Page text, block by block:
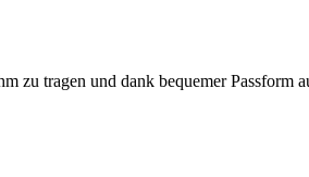
zu tragen und dank bequemer